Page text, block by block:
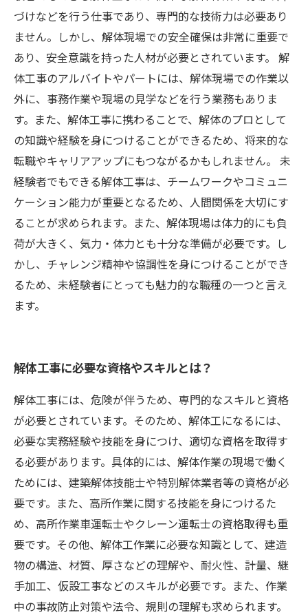
づけなどを行う仕事であり、専門的な技術力は必要あり
ません。しかし、解体現場での安全確保は非常に重要で
あり、安全意識を持った人材が必要とされています。 解
体工事のアルバイトやパートには、解体現場での作業以
外に、事務作業や現場の見学などを行う業務もありま
す。また、解体工事に携わることで、解体のプロとして
の知識や経験を身につけることができるため、将来的な
転職やキャリアアップにもつながるかもしれません。 未
経験者でもできる解体工事は、チームワークやコミュニ
ケーション能力が重要となるため、人間関係を大切にす
ることが求められます。また、解体現場は体力的にも負
荷が大きく、気力・体力とも十分な準備が必要です。し
かし、チャレンジ精神や協調性を身につけることができ
るため、未経験者にとっても魅力的な職種の一つと言え
ます。
解体工事に必要な資格やスキルとは？
解体工事には、危険が伴うため、専門的なスキルと資格
が必要とされています。そのため、解体工になるには、
必要な実務経験や技能を身につけ、適切な資格を取得す
る必要があります。具体的には、解体作業の現場で働く
ためには、建築解体技能士や特別解体業者等の資格が必
要です。また、高所作業に関する技能を身につけるた
め、高所作業車運転士やクレーン運転士の資格取得も重
要です。その他、解体工作業に必要な知識として、建造
物の構造、材質、厚さなどの理解や、耐火性、計量、継
手加工、仮設工事などのスキルが必要です。また、作業
中の事故防止対策や法令、規則の理解も求められます。